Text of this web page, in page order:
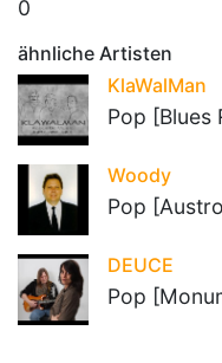
0
ähnliche Artisten
KlaWalMan
Pop [Blues
Woody
Pop
DEUCE
Pop